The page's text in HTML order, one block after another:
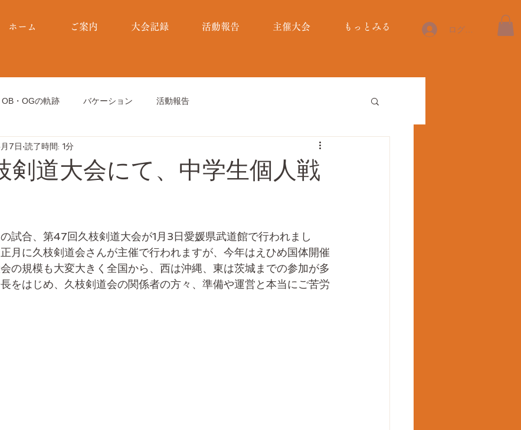
ホーム ご案内 大会記録 活動報告 主催大会 もっとみる ログイン
OB・OGの軌跡 バケーション 活動報告
剣道大会にて、中学生個人戦
7日 読了時間: 1分
試合、第47回久枝剣道大会が1月3日愛媛県武道館で行われまし
月に久枝剣道会さんが主催で行われますが、今年はえひめ国体開催
の規模も大変大きく全国から、西は沖縄、東は茨城までの参加が多
をはじめ、久枝剣道会の関係者の方々、準備や運営と本当にご苦労